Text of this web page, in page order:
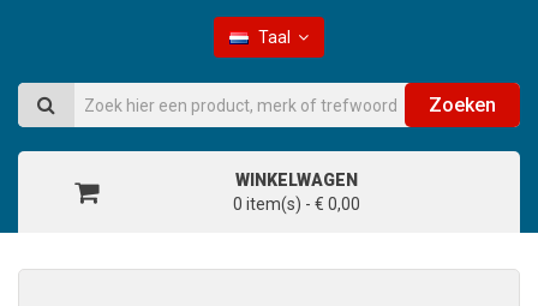
Taal
Zoeken
WINKELWAGEN
0 item(s) - € 0,00